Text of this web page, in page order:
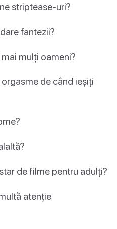
striptease-uri?
fantezii?
mulți oameni?
de când ieșiți
de filme pentru adulți?
atenție